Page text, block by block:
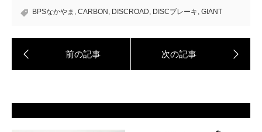
BPSなかやま , CARBON , DISCROAD, DISCブレーキ, GIANT